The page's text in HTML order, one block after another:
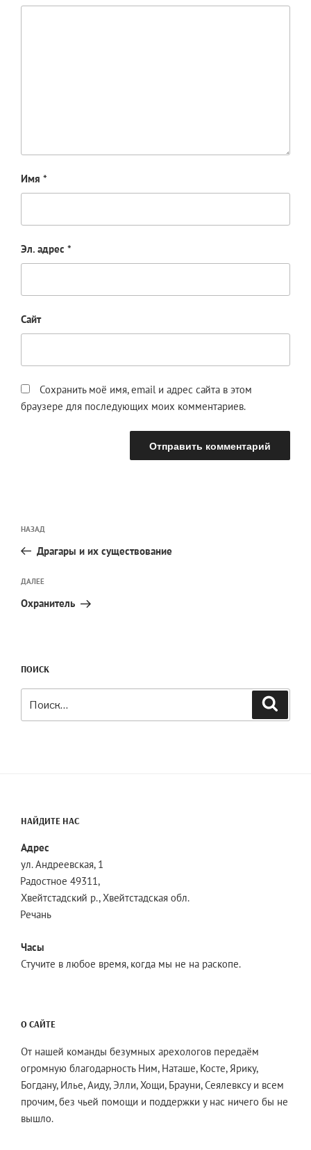
Имя *
Эл. адрес *
Сайт
Сохранить моё имя, email и адрес сайта в этом
браузере для последующих моих комментариев.
по
записям
Предыдущая
запись:
НАЗАД
Драгары и их существование
Следующая
запись
ДАЛЕЕ
Охранитель
ПОИСК
НАЙДИТЕ НАС
Адрес
ул. Андреевская, 1
Радостное 49311,
Хвейтстадский р., Хвейтстадская обл.
Речань
Часы
Стучите в любое время, когда мы не на раскопе.
О САЙТЕ
От нашей команды безумных арехологов передаём
огромную благодарность Ним, Наташе, Косте, Ярику,
Богдану, Илье, Аиду, Элли, Хощи, Брауни, Сеялевксу и всем
прочим, без чьей помощи и поддержки у нас ничего бы не
вышло.